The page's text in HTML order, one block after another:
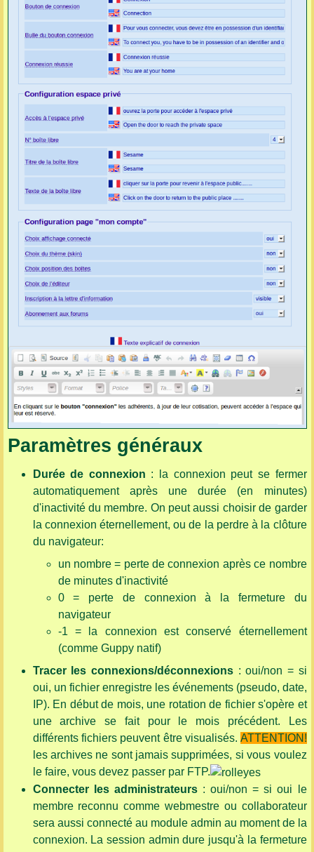
Paramètres généraux
Durée de connexion : la connexion peut se fermer
automatiquement après une durée (en minutes)
d'inactivité du membre. On peut aussi choisir de garder
la connexion éternellement, ou de la perdre à la clôture
du navigateur:
un nombre = perte de connexion après ce nombre
de minutes d'inactivité
0 = perte de connexion à la fermeture du
navigateur
-1 = la connexion est conservé éternellement
(comme Guppy natif)
Tracer les connexions/déconnexions: oui/non = si
oui, un fichier enregistre les événements (pseudo, date,
IP). En début de mois, une rotation de fichier s'opère et
une archive se fait pour le mois précédent. Les
différents fichiers peuvent être visualisés. ATTENTION!
les archives ne sont jamais supprimées, si vous voulez
le faire, vous devez passer par FTP.
Connecter les administrateurs: oui/non = si oui le
membre reconnu comme webmestre ou collaborateur
sera aussi connecté au module admin au moment de la
connexion. La session admin dure jusqu'à la fermeture